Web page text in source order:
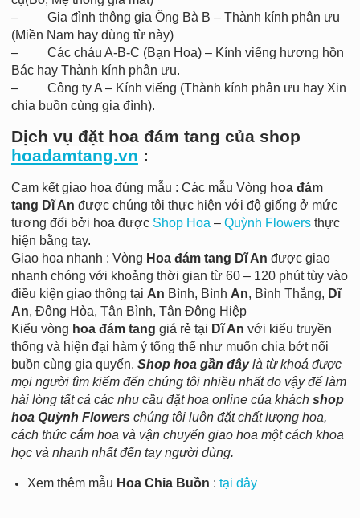
– Gia đình thông gia Ông Bà B – Thành kính phân ưu
(Miền Nam hay dùng từ này)
– Các cháu A-B-C (Bạn Hoa) – Kính viếng hương hồn
Bác hay Thành kính phân ưu.
– Công ty A – Kính viếng (Thành kính phân ưu hay Xin
chia buồn cùng gia đình).
Dịch vụ đặt hoa đám tang của shop
hoadamtang.vn :
Cam kết giao hoa đúng mẫu : Các mẫu Vòng hoa đám
tang Dĩ An được chúng tôi thực hiện với độ giống ở mức
tương đối bởi hoa được Shop Hoa – Quỳnh Flowersthực
hiện bằng tay.
Giao hoa nhanh : Vòng Hoa đám tang Dĩ An được giao
nhanh chóng với khoảng thời gian từ 60 – 120 phút tùy vào
điều kiện giao thông tại An Bình, Bình An, Bình Thắng, Dĩ
An, Đông Hòa, Tân Bình, Tân Đông Hiệp
Kiểu vòng hoa đám tang giá rẻ tại Dĩ An với kiểu truyền
thống và hiện đại hàm ý tổng thể như muốn chia bớt nổi
buồn cùng gia quyến. Shop hoa gần đâylà từ khoá được
mọi người tìm kiếm đến chúng tôi nhiều nhất do vậy để làm
hài lòng tất cả các nhu cầu đặt hoa online của khách shop
hoa Quỳnh Flowers chúng tôi luôn đặt chất lượng hoa,
cách thức cắm hoa và vận chuyển giao hoa một cách khoa
học và nhanh nhất đến tay người dùng.
Xem thêm mẫu Hoa Chia Buồn : tại đây